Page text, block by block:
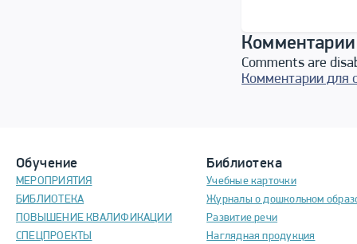
Comments are
Комментарии для
Обучение
МЕРОПРИЯТИЯ
БИБЛИОТЕКА
ПОВЫШЕНИЕ КВАЛИФИКАЦИИ
СПЕЦПРОЕКТЫ
Библиотека
Учебные карточки
Журналы о дошкольном
Развитие речи
Наглядная продукция